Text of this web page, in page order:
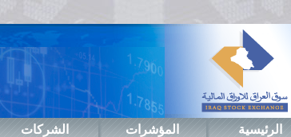
الرئيسية المؤشرات الشركات